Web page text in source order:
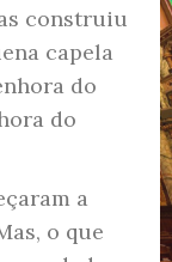
construiu
capela
do
do
a
o que